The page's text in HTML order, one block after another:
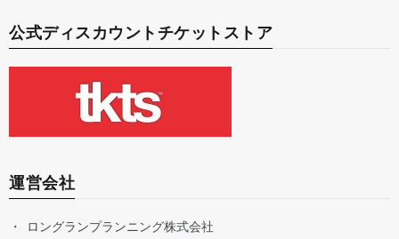
公式ディスカウントチケットストア
運営会社
ロングランプランニング株式会社